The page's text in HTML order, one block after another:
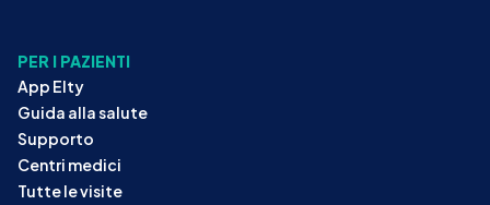
PER I PAZIENTI
App Elty
Guida alla salute
Supporto
Centri medici
Tutte le visite